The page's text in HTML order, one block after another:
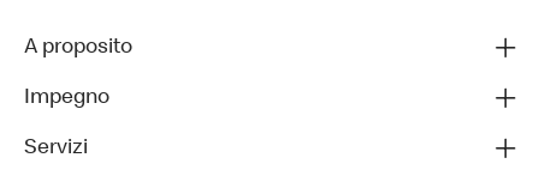
A proposito
Impegno
Servizi